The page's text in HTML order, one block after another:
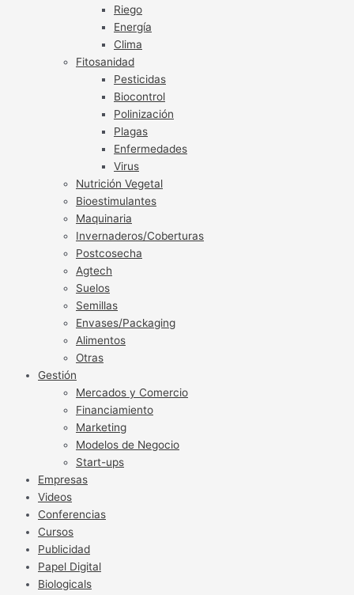
Riego
Energía
Clima
Fitosanidad
Pesticidas
Biocontrol
Polinización
Plagas
Enfermedades
Virus
Nutrición Vegetal
Bioestimulantes
Maquinaria
Invernaderos/Coberturas
Postcosecha
Agtech
Suelos
Semillas
Envases/Packaging
Alimentos
Otras
Gestión
Mercados y Comercio
Financiamiento
Marketing
Modelos de Negocio
Start-ups
Empresas
Videos
Conferencias
Cursos
Publicidad
Papel Digital
Biologicals